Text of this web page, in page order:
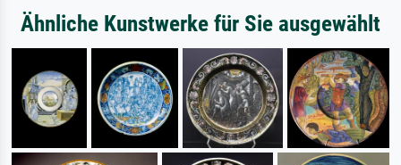
Ähnliche Kunstwerke für Sie ausgewählt